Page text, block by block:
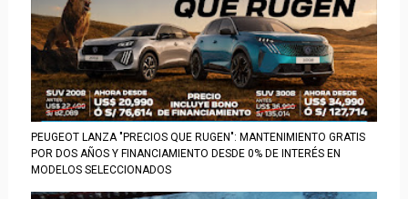
PEUGEOT LANZA "PRECIOS QUE RUGEN": MANTENIMIENTO GRATIS
POR DOS AÑOS Y FINANCIAMIENTO DESDE 0% DE INTERÉS EN
MODELOS SELECCIONADOS